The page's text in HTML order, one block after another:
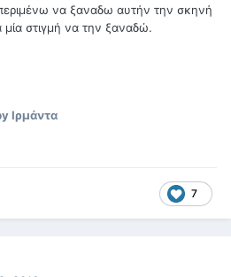
περιμένω να ξαναδω αυτήν την σκηνή
στιγμή να την ξαναδώ.
Ιρμάντα
7